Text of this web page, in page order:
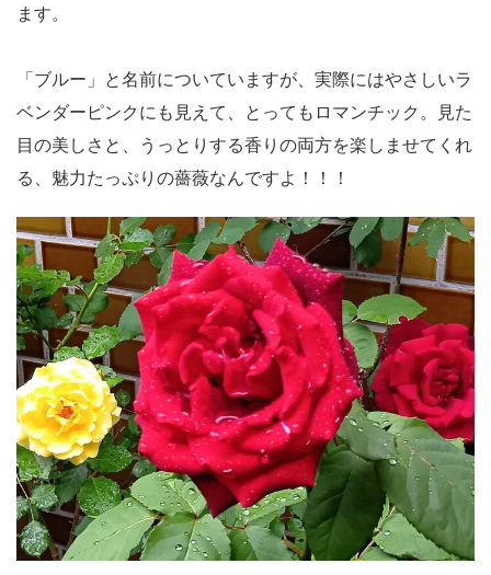
ます。
「ブルー」と名前についていますが、実際にはやさしいラ
ベンダーピンクにも見えて、とってもロマンチック。見た
目の美しさと、うっとりする香りの両方を楽しませてくれ
る、魅力たっぷりの薔薇なんですよ！！！